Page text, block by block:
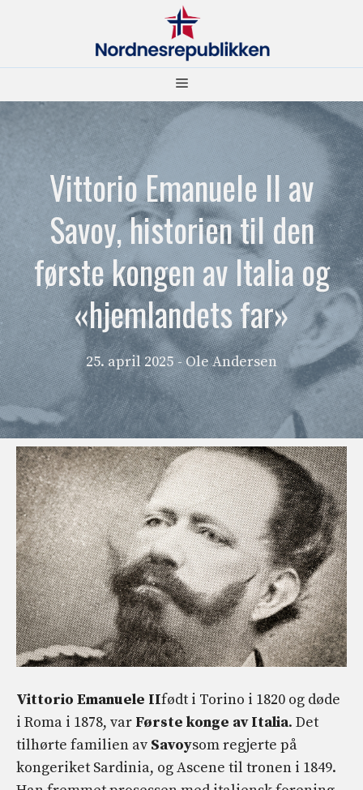
Meny
Vittorio Emanuele II av
Savoy, historien til den
første kongen av Italia og
«hjemlandets far»
25. april 2025 - Ole Andersen
Vittorio Emanuele IIfødt i Torino i 1820 og døde
i Roma i 1878, var Første konge av Italia. Det
tilhørte familien av Savoysom regjerte på
kongeriket Sardinia, og Ascene til tronen i 1849.